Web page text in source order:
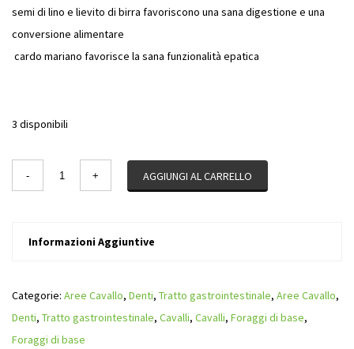
semi di lino e lievito di birra favoriscono una sana digestione e una
conversione alimentare
cardo mariano favorisce la sana funzionalità epatica
3 disponibili
Quantity
AGGIUNGI AL CARRELLO
Informazioni Aggiuntive
Categorie: Aree Cavallo, Denti, Tratto gastrointestinale, Aree Cavallo,
Denti, Tratto gastrointestinale, Cavalli, Cavalli, Foraggi di base,
Foraggi di base